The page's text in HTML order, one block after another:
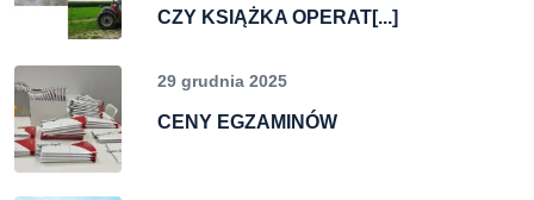
CZY KSIĄŻKA OPERAT[...]
29 grudnia 2025
CENY EGZAMINÓW